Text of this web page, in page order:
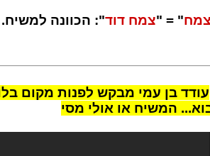
צמח" = "צמח דוד": הכוונה למשיח.
עודד בן עמי מבקש לפנות מקום
המשיח או אולי מסי